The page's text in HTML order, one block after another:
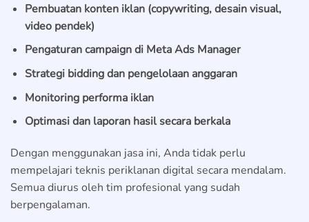
Pembuatan konten iklan (copywriting, desain visual,
video pendek)
Pengaturan campaign di Meta Ads Manager
Strategi bidding dan pengelolaan anggaran
Monitoring performa iklan
Optimasi dan laporan hasil secara berkala
Dengan menggunakan jasa ini, Anda tidak perlu
mempelajari teknis periklanan digital secara mendalam.
Semua diurus oleh tim profesional yang sudah
berpengalaman.